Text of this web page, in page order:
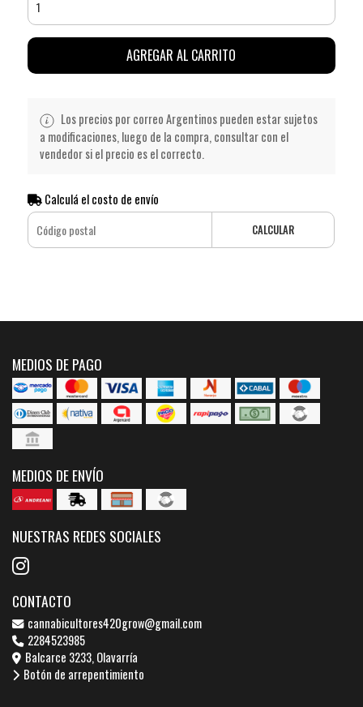
AGREGAR AL CARRITO
Los precios por correo Argentinos pueden estar sujetos
a modificaciones, luego de la compra, consultar con el
vendedor si el precio es el correcto.
Calculá el costo de envío
CALCULAR
MEDIOS DE PAGO
MEDIOS DE ENVÍO
NUESTRAS REDES SOCIALES
CONTACTO
cannabicultores420grow@gmail.com
2284523985
Balcarce 3233, Olavarría
Botón de arrepentimiento